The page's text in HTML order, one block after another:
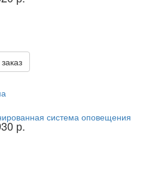
система оповещения
р.